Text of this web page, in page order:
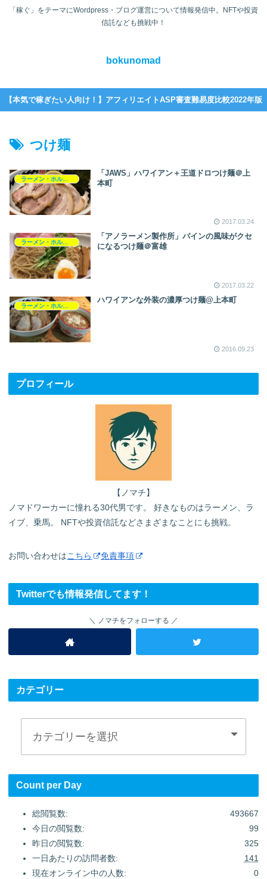
「稼ぐ」をテーマにWordpress・ブログ運営について情報発信中。NFTや投資
信託なども挑戦中！
bokunomad
【本気で稼ぎたい人向け！】アフィリエイトASP審査難易度比較2022年版
つけ麺
ラーメン・ホルモン
「JAWS」ハワイアン＋王道ドロつけ麺＠上
本町
2017.03.24
ラーメン・ホルモン
「アノラーメン製作所」パインの風味がクセ
になるつけ麺＠富雄
2017.03.22
ラーメン・ホルモン
ハワイアンな外装の濃厚つけ麺@上本町
2016.09.23
プロフィール
【ノマチ】
ノマドワーカーに憧れる30代男です。 好きなものはラーメン、ラ
イブ、乗馬。 NFTや投資信託などさまざまなことにも挑戦。
お問い合わせはこちら 免責事項
Twitterでも情報発信してます！
ノマチをフォローする
カテゴリー
Count per Day
493667
総閲覧数:
99
今日の閲覧数:
325
昨日の閲覧数:
141
一日あたりの訪問者数:
0
現在オンライン中の人数: